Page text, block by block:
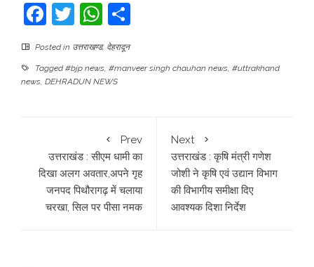
Facebook
TwitterWhatsApp
Posted in उत्तराखण्ड, देहरादून
Tagged#bjp news, #manveer singh chauhan news, #uttrakhand
news, DEHRADUN NEWS
Prev
उत्तराखंड : सीएम धामी का
दिखा अलग अवतार,अपने गृह
जनपद पिथौरागढ़ में चलाया
चरखा, सिल पर पीसा नमक
Next
उत्तराखंड : कृषि मंत्री गणेश
जोशी ने कृषि एवं उद्यान विभाग
की विभागीय समीक्षा दिए
आवश्यक दिशा निर्देश